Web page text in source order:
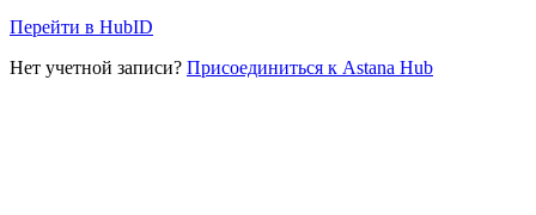
Перейти в HubID
Нет учетной записи? Присоединиться к Astana Hub